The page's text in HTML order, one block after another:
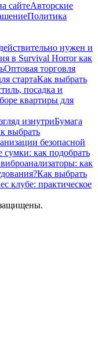
сайтеАвторские
Политика
нужен и
в Survival Horror как
Оптовая торговля
стартаКак выбрать
посадка и
квартиры для
изнутриБумага
выбрать
безопасной
сумки: как подобрать
как
Как выбрать
клубе: практическое